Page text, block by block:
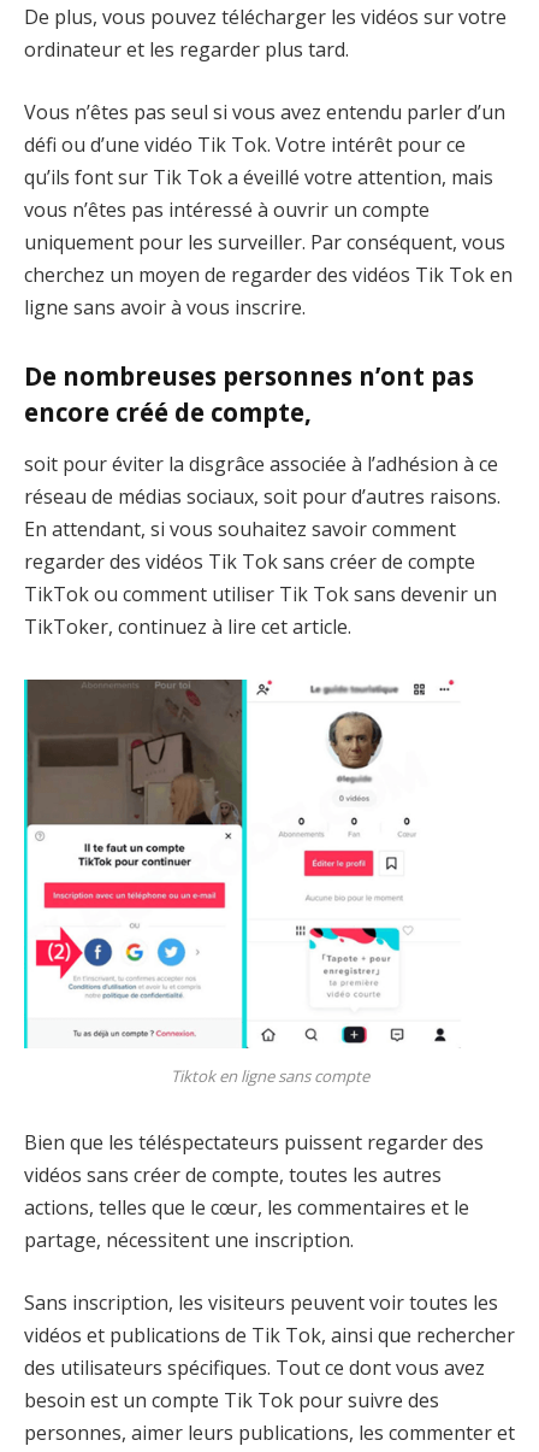
De plus, vous pouvez télécharger les vidéos sur votre
ordinateur et les regarder plus tard.
Vous n’êtes pas seul si vous avez entendu parler d’un
défi ou d’une vidéo Tik Tok. Votre intérêt pour ce
qu’ils font sur Tik Tok a éveillé votre attention, mais
vous n’êtes pas intéressé à ouvrir un compte
uniquement pour les surveiller. Par conséquent, vous
cherchez un moyen de regarder des vidéos Tik Tok en
ligne sans avoir à vous inscrire.
De nombreuses personnes n’ont pas
encore créé de compte,
soit pour éviter la disgrâce associée à l’adhésion à ce
réseau de médias sociaux, soit pour d’autres raisons.
En attendant, si vous souhaitez savoir comment
regarder des vidéos Tik Tok sans créer de compte
TikTok ou comment utiliser Tik Tok sans devenir un
TikToker, continuez à lire cet article.
Tiktok en ligne sans compte
Bien que les téléspectateurs puissent regarder des
vidéos sans créer de compte, toutes les autres
actions, telles que le cœur, les commentaires et le
partage, nécessitent une inscription.
Sans inscription, les visiteurs peuvent voir toutes les
vidéos et publications de Tik Tok, ainsi que rechercher
des utilisateurs spécifiques. Tout ce dont vous avez
besoin est un compte Tik Tok pour suivre des
personnes, aimer leurs publications, les commenter et